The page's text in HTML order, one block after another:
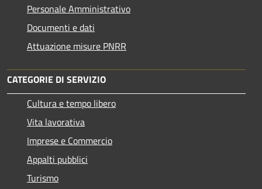
Personale Amministrativo
Documenti e dati
Attuazione misure PNRR
CATEGORIE DI SERVIZIO
Cultura e tempo libero
Vita lavorativa
Imprese e Commercio
Appalti pubblici
Turismo